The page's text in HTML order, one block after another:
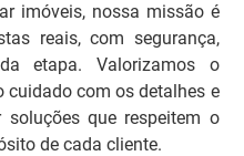
imóveis, nossa missão é
reais, com segurança,
etapa. Valorizamos o
cuidado com os detalhes e
que respeitem o
de cada cliente.